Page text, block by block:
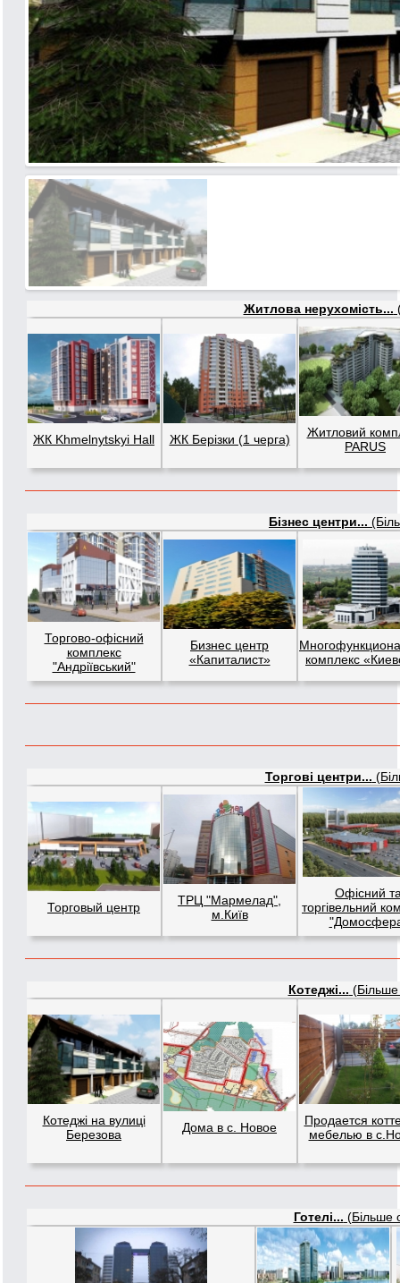
Житлова нерухомість...
ЖК Khmelnytskyi Hall ЖК Берізки (1 черга)
Житловий
PARUS
Бізнес центри...
Торгово-офісний
комплекс
"Андріївський"
Бизнес центр
«Капиталист»
комплекс
Торгові центри...
Торговый центр
ТРЦ "Мармелад",
м.Київ
Офісний
торгівельний
Котеджі... (Більше
Котеджі на вулиці
Березова
Дома в с. Новое
Продается
мебелью в
Готелі... (Більше